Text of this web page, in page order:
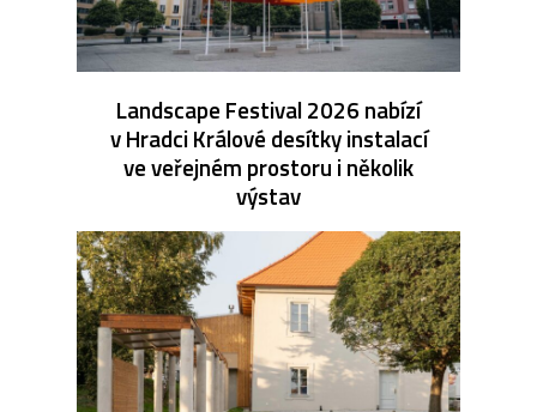
Landscape Festival 2026 nabízí
v Hradci Králové desítky instalací
ve veřejném prostoru i několik
výstav